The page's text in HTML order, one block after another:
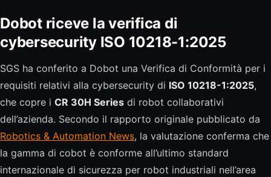
Dobot riceve la verifica di
cybersecurity ISO 10218-1:2025
SGS ha conferito a Dobot una Verifica di Conformità per i
requisiti relativi alla cybersecurity di ISO 10218-1:2025,
che copre i CR 30H Series di robot collaborativi
dell’azienda. Secondo il rapporto originale pubblicato da
Robotics & Automation News, la valutazione conferma che
la gamma di cobot è conforme all’ultimo standard
internazionale di sicurezza per robot industriali nell’area